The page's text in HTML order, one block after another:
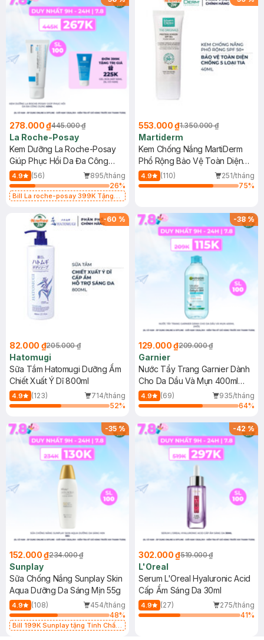
278.000 ₫445.000 ₫
La Roche-Posay
Kem Dưỡng La Roche-Posay
Giúp Phục Hồi Da Đa Công
Dụng 40ml
4.9 (56)
895/tháng
26%
Bill La roche-posay 399K Tặng
(SL có hạn)
553.000 ₫1.350.000 ₫
Martiderm
Kem Chống Nắng MartiDerm
Phổ Rộng Bảo Vệ Toàn Diện
40ml
4.9 (110)
251/tháng
75%
-60 %
82.000 ₫205.000 ₫
Hatomugi
Sữa Tắm Hatomugi Dưỡng Ẩm
Chiết Xuất Ý Dĩ 800ml
4.9 (123)
714/tháng
52%
-38%
129.000 ₫209.000 ₫
Garnier
Nước Tẩy Trang Garnier Dành
Cho Da Dầu Và Mụn 400ml
(Mới)
4.9 (69)
935/tháng
64%
-35%
152.000 ₫234.000 ₫
Sunplay
Sữa Chống Nắng Sunplay Skin
Aqua Dưỡng Da Sáng Mịn 55g
4.9 (108)
454/tháng
48%
Bill 199K Sunplay tặng Tinh Chất
-42%
302.000 ₫519.000 ₫
L'Oreal
Serum L'Oreal Hyaluronic Acid
Cấp Ẩm Sáng Da 30ml
4.9 (27)
275/tháng
41%